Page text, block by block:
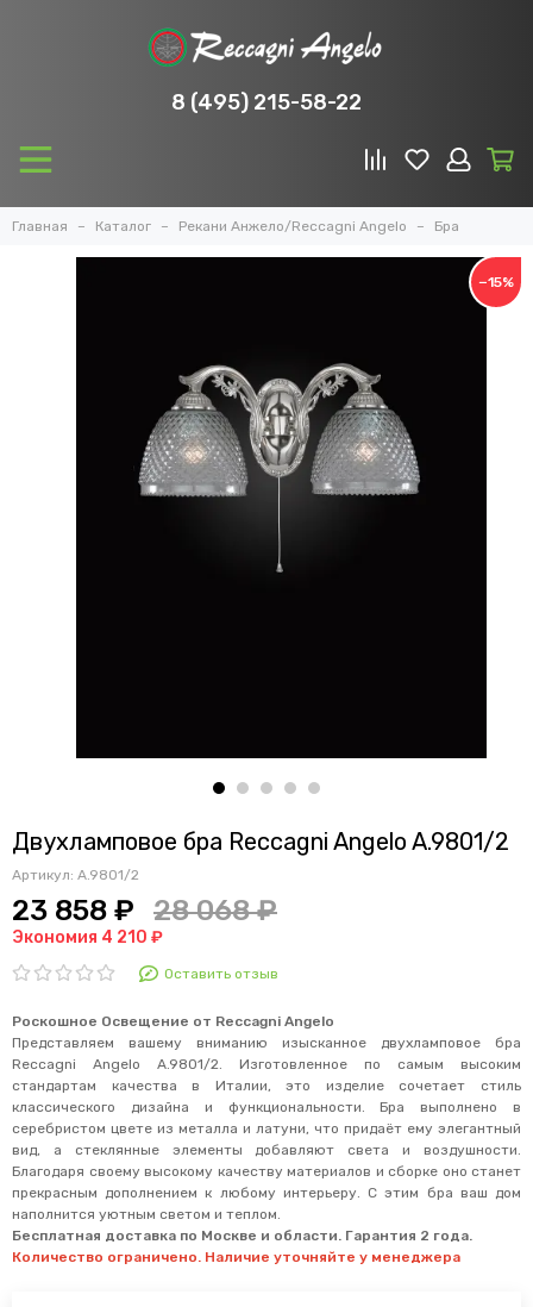
8 (495) 215-58-22
Главная Каталог Рекани Анжело/Reccagni Angelo Бра
−15%
Двухламповое бра Reccagni Angelo A.9801/2
Артикул: A.9801/2
23 858 ₽ 28 068 ₽
Экономия 4 210 ₽
Оставить отзыв
Роскошное Освещение от Reccagni Angelo
Представляем вашему вниманию изысканное двухламповое бра
Reccagni Angelo A.9801/2. Изготовленное по самым высоким
стандартам качества в Италии, это изделие сочетает стиль
классического дизайна и функциональности. Бра выполнено в
серебристом цвете из металла и латуни, что придаёт ему элегантный
вид, а стеклянные элементы добавляют света и воздушности.
Благодаря своему высокому качеству материалов и сборке оно станет
прекрасным дополнением к любому интерьеру. С этим бра ваш дом
наполнится уютным светом и теплом.
Бесплатная доставка по Москве и области. Гарантия 2 года.
Количество ограничено. Наличие уточняйте у менеджера